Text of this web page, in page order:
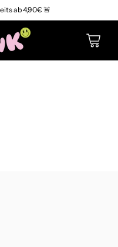
ab 4,90€ 🚨